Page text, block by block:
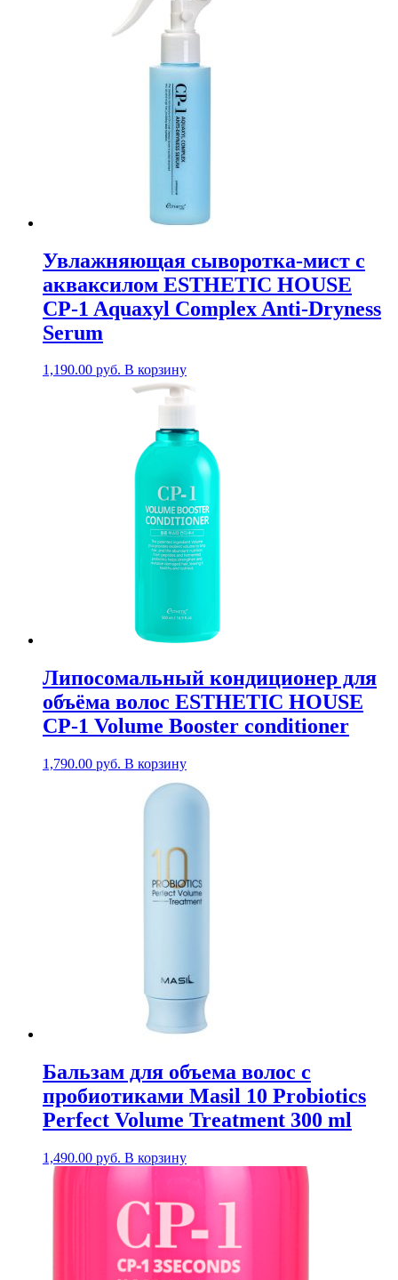
Увлажняющая сыворотка-мист с
акваксилом ESTHETIC HOUSE
CP-1 Aquaxyl Complex Anti-Dryness
Serum
1,190.00 руб. В корзину
Липосомальный кондиционер для
объёма волос ESTHETIC HOUSE
CP-1 Volume Booster conditioner
1,790.00 руб. В корзину
Бальзам для объема волос с
пробиотиками Masil 10 Probiotics
Perfect Volume Treatment 300 ml
1,490.00 руб. В корзину